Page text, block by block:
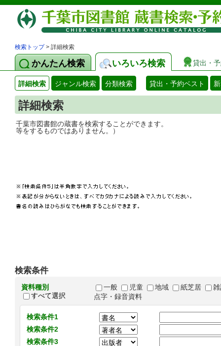
検索トップ> 詳細検索
かんたん検索 いろいろ検索 貸出・
詳細検索 ジャンル検索 分類検索 貸出・予約ベスト
詳細検索
千葉市図書館の蔵書を検索することがで
等をするものではありません。）
検索条件
資料種別
すべて選択
一般 児童 地域 紙芝居
点字・録音資料
検索条件1
検索条件2
検索条件3